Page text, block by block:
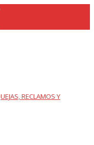
RECLAMOS Y